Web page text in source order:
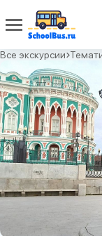
Все экскурсии